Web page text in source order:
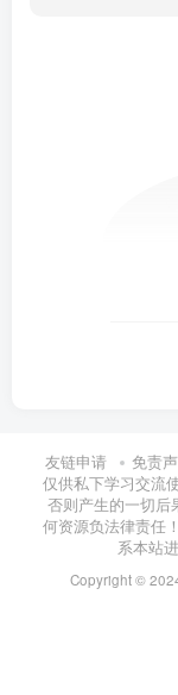
友链申请
免责
仅供私下学习交流
否则产生的一切后
何资源负法律责任
系本站
Copyright ©